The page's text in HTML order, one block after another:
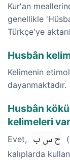
Kur'an
genellikle
Türkçe'ye
Husbân
Kelimenin
dayanmaktadır.
Husbân
kelimeleri var
Evet, ح س ب
kalıplarda